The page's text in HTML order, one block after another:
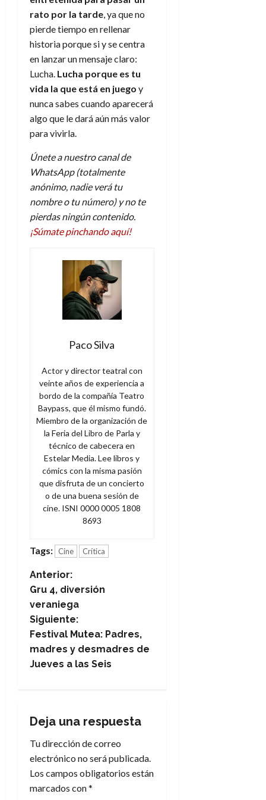
rato por la tarde, ya que no
pierde tiempo en rellenar
historia porque si y se centra
en lanzar un mensaje claro:
Lucha. Lucha porque es tu
vida la que está en juego y
nunca sabes cuando aparecerá
algo que le dará aún más valor
para vivirla.
Únete a nuestro canal de
WhatsApp (totalmente
anónimo, nadie verá tu
nombre o tu número) y no te
pierdas ningún contenido.
¡Súmate pinchando aquí!
Paco Silva
Actor y director teatral con
veinte años de experiencia a
bordo de la compañía Teatro
Baypass, que él mismo fundó.
Miembro de la organización de
la Feria del Libro de Parla y
técnico de cabecera en
Estelar Media. Lee libros y
cómics con la misma pasión
que disfruta de un concierto
o de una buena sesión de
cine. ISNI 0000 0005 1808
8693
Tags: Cine Crítica
N
a
v
e
c
i
ó
Anterior:
Gru 4, diversión
veraniega
Siguiente:
Festival Mutea: Padres,
madres y desmadres de
Jueves a las Seis
Deja una respuesta
Tu dirección de correo
electrónico no será publicada.
Los campos obligatorios están
marcados con*